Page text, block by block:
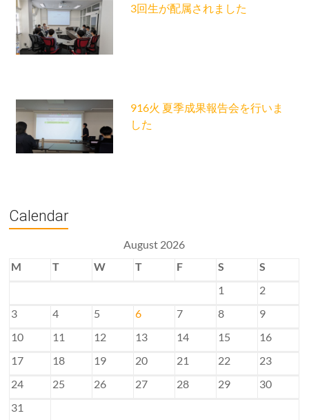
3回生が配属されました
916火 夏季成果報告会を行いま
した
Calendar
August 2026
M
T W T F S
S
1
2
3
4 5 6 7 8
9
10
11 12 13 14 15
16
17
18 19 20 21 22
23
24
25 26 27 28 29
30
31